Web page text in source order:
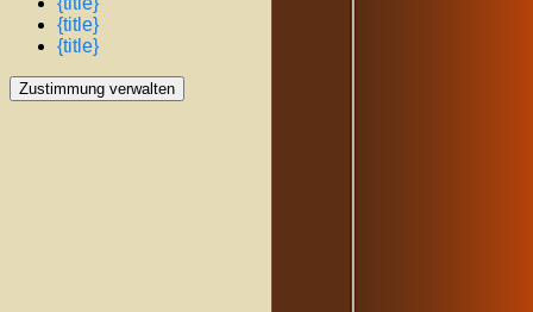
{title}
{title}
Zustimmung verwalten